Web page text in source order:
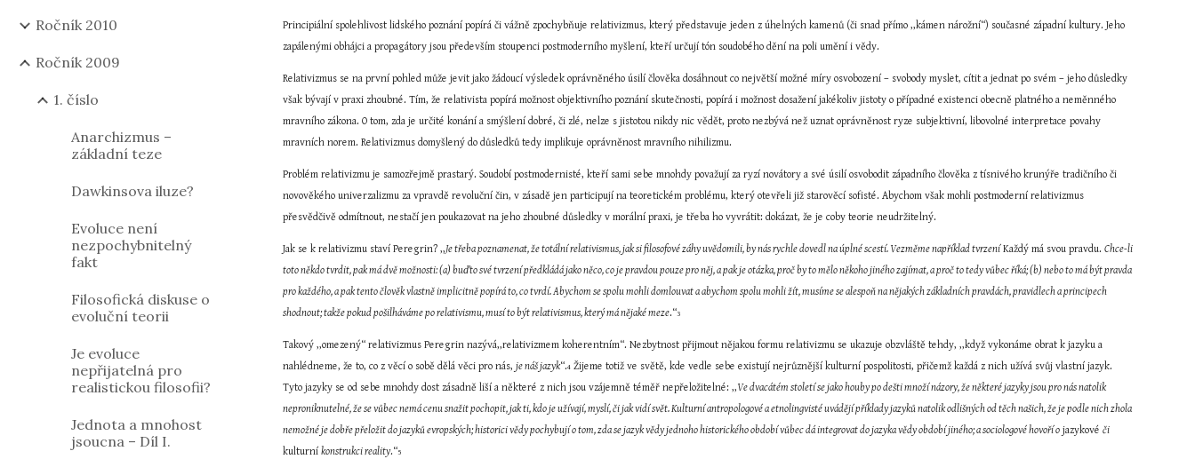
Ročník 2010
Ročník 2009
1. číslo
Anarchizmus –
základní teze
Dawkinsova iluze?
Evoluce není
nezpochybnitelný
fakt
Filosofická diskuse o
evoluční teorii
Je evoluce
nepřijatelná pro
realistickou filosofii?
Jednota a mnohost
jsoucna – Díl I.
Principiální spolehlivost lidského poznání popírá či vážně zpochybňuje relativizmus, který představuje jeden z úhelných kamenů (či snad přímo ,,kámen nárožní“) současné západní kultury. Jeho
zapálenými obhájci a propagátory jsou především stoupenci postmoderního myšlení, kteří určují tón soudobého dění na poli umění i vědy.
Relativizmus se na první pohled může jevit jako žádoucí výsledek oprávněného úsilí člověka dosáhnout co největší možné míry osvobození – svobody myslet, cítit a jednat po svém – jeho důsledky
však bývají v praxi zhoubné. Tím, že relativista popírá možnost objektivního poznání skutečnosti, popírá i možnost dosažení jakékoliv jistoty o případné existenci obecně platného a neměnného
mravního zákona. O tom, zda je určité konání a smýšlení dobré, či zlé, nelze s jistotou nikdy nic vědět, proto nezbývá než uznat oprávněnost ryze subjektivní, libovolné interpretace povahy
mravních norem. Relativizmus domyšlený do důsledků tedy implikuje oprávněnost mravního nihilizmu.
Problém relativizmu je samozřejmě prastarý. Soudobí postmodernisté, kteří sami sebe mnohdy považují za ryzí novátory a své úsilí osvobodit západního člověka z tísnivého krunýře tradičního či
novověkého univerzalizmu za vpravdě revoluční čin, v zásadě jen participují na teoretickém problému, který otevřeli již starověcí sofisté. Abychom však mohli postmoderní relativizmus
přesvědčivě odmítnout, nestačí jen poukazovat na jeho zhoubné důsledky v morální praxi, je třeba ho vyvrátit: dokázat, že je coby teorie neudržitelný.
Jak se k relativizmu staví Peregrin? ,,Je třeba poznamenat, že totální relativismus, jak si filosofové záhy uvědomili, by nás rychle dovedl na úplné scestí. Vezměme například tvrzení Každý má svou pravdu. Chce-li
toto někdo tvrdit, pak má dvě možnosti: (a) buďto své tvrzení předkládá jako něco, co je pravdou pouze pro něj, a pak je otázka, proč by to mělo někoho jiného zajímat, a proč to tedy vůbec říká; (b) nebo to má být pravda
pro každého, a pak tento člověk vlastně implicitně popírá to, co tvrdí. Abychom se spolu mohli domlouvat a abychom spolu mohli žít, musíme se alespoň na nějakých základních pravdách, pravidlech a principech
shodnout; takže pokud pošilháváme po relativismu, musí to být relativismus, který má nějaké meze.“3
Takový ,,omezený“ relativizmus Peregrin nazývá,,relativizmem koherentním“. Nezbytnost přijmout nějakou formu relativizmu se ukazuje obzvláště tehdy, ,,když vykonáme obrat k jazyku a
nahlédneme, že to, co z věcí o sobě dělá věci pro nás, je náš jazyk“.4 Žijeme totiž ve světě, kde vedle sebe existují nejrůznější kulturní pospolitosti, přičemž každá z nich užívá svůj vlastní jazyk.
Tyto jazyky se od sebe mnohdy dost zásadně liší a některé z nich jsou vzájemně téměř nepřeložitelné: ,,Ve dvacátém století se jako houby po dešti množí názory, že některé jazyky jsou pro nás natolik
neproniknutelné, že se vůbec nemá cenu snažit pochopit, jak ti, kdo je užívají, myslí, či jak vidí svět. Kulturní antropologové a etnolingvisté uvádějí příklady jazyků natolik odlišných od těch našich, že je podle nich zhola
nemožné je dobře přeložit do jazyků evropských; historici vědy pochybují o tom, zda se jazyk vědy jednoho historického období vůbec dá integrovat do jazyka vědy období jiného; a sociologové hovoří o jazykové či
kulturní konstrukci reality.“5